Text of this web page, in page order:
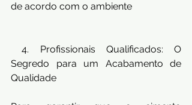
de acordo com o ambiente
4. Profissionais Qualificados: O
Segredo para um Acabamento de
Qualidade